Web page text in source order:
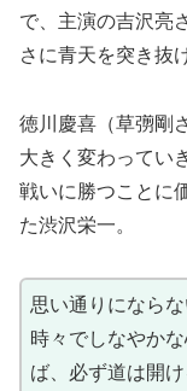
で、主演の吉沢亮
さに青天を突き抜
徳川慶喜（草彅剛
大きく変わってい
戦いに勝つことに
た渋沢栄一。
思い通りになら
時々でしなやか
ば、必ず道は開